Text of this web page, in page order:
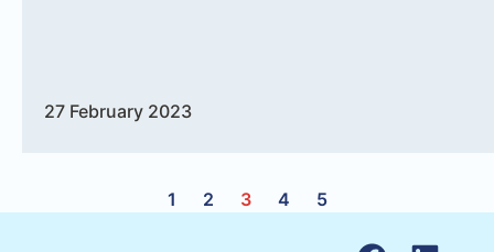
27 February 2023
1 2 3 4 5